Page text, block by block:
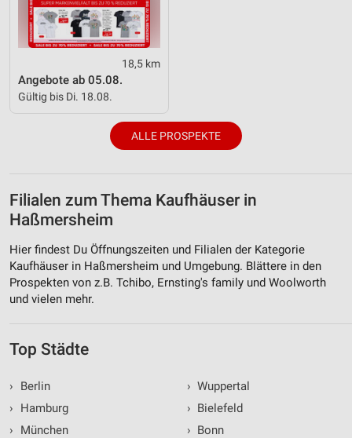
18,5 km
Angebote ab 05.08.
Gültig bis Di. 18.08.
ALLE PROSPEKTE
Filialen zum Thema Kaufhäuser in
Haßmersheim
Hier findest Du Öffnungszeiten und Filialen der Kategorie
Kaufhäuser in Haßmersheim und Umgebung. Blättere in den
Prospekten von z.B. Tchibo, Ernsting's family und Woolworth
und vielen mehr.
Top Städte
›
Berlin
›
Hamburg
›
München
› Wuppertal
› Bielefeld
› Bonn